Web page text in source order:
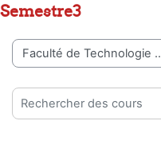
Semestre3
Catégories de cours
Rechercher des cours